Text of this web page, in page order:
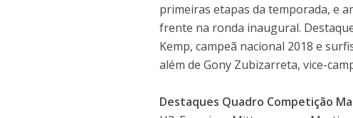
primeiras etapas da temporada, e
frente na ronda inaugural.
Kemp, campeã nacional 2018 e
além de Gony Zubizarreta, vice-
Destaques Quadro Competição